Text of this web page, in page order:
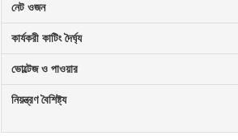
নেট ওজন
কার্যকরী কাটিং দৈর্ঘ্য
ভোল্টেজ ও পাওয়ার
নিয়ন্ত্রণ বৈশিষ্ট্য